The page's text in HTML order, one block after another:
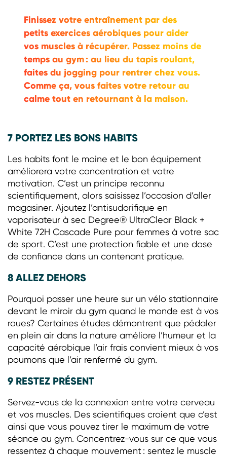
Finissez votre entraînement par des
petits exercices aérobiques pour aider
vos muscles à récupérer. Passez moins de
temps au gym : au lieu du tapis roulant,
faites du jogging pour rentrer chez vous.
Comme ça, vous faites votre retour au
calme tout en retournant à la maison.
7 PORTEZ LES BONS HABITS
Les habits font le moine et le bon équipement
améliorera votre concentration et votre
motivation. C’est un principe reconnu
scientifiquement, alors saisissez l’occasion d’aller
magasiner. Ajoutez l’antisudorifique en
vaporisateur à sec Degree® UltraClear Black +
White 72H Cascade Pure pour femmes à votre sac
de sport. C’est une protection fiable et une dose
de confiance dans un contenant pratique.
8 ALLEZ DEHORS
Pourquoi passer une heure sur un vélo stationnaire
devant le miroir du gym quand le monde est à vos
roues? Certaines études démontrent que pédaler
en plein air dans la nature améliore l’humeur et la
capacité aérobique l’air frais convient mieux à vos
poumons que l’air renfermé du gym.
9 RESTEZ PRÉSENT
Servez-vous de la connexion entre votre cerveau
et vos muscles. Des scientifiques croient que c’est
ainsi que vous pouvez tirer le maximum de votre
séance au gym. Concentrez-vous sur ce que vous
ressentez à chaque mouvement : sentez le muscle